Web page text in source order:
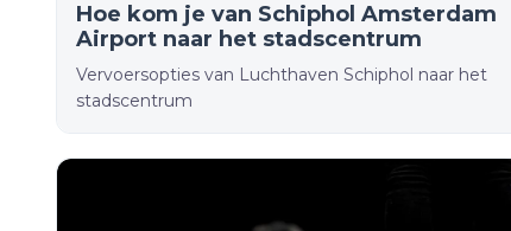
Hoe kom je van Schiphol Amsterdam
Airport naar het stadscentrum
Vervoersopties van Luchthaven Schiphol naar het
stadscentrum